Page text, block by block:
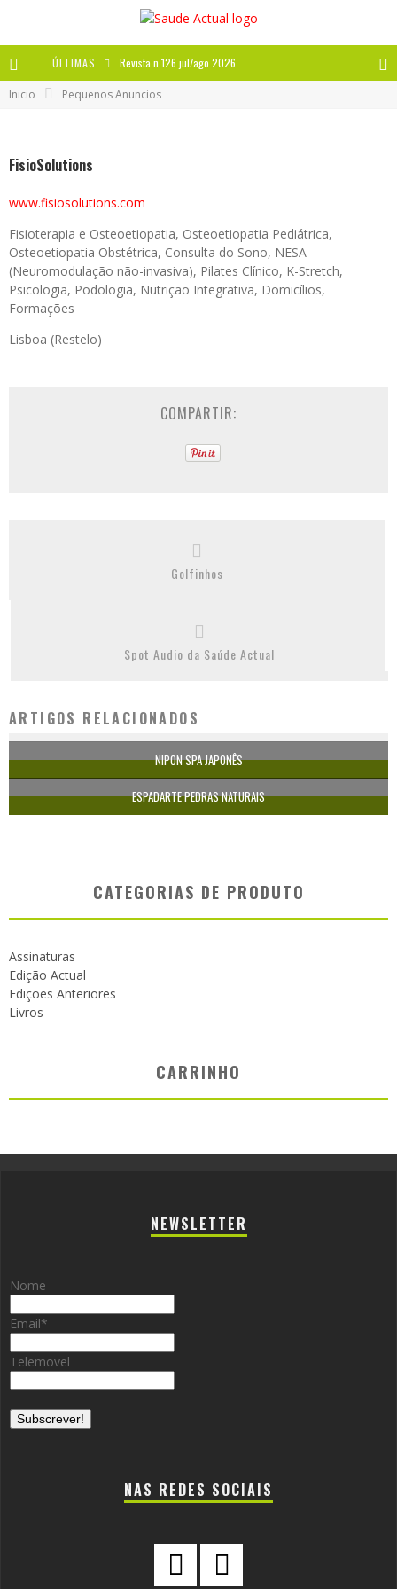
ÚLTIMAS Revista n.126 jul/ago 2026
Revista n.125 mai/jun 2026
Inicio Pequenos Anuncios
FisioSolutions
www.fisiosolutions.com
Fisioterapia e Osteoetiopatia, Osteoetiopatia Pediátrica,
Osteoetiopatia Obstétrica, Consulta do Sono, NESA
(Neuromodulação não-invasiva), Pilates Clínico, K-Stretch,
Psicologia, Podologia, Nutrição Integrativa, Domicílios,
Formações
Lisboa (Restelo)
COMPARTIR:
Golfinhos
Spot Audio da Saúde Actual
ARTIGOS RELACIONADOS
NIPON SPA JAPONÊS
ESPADARTE PEDRAS NATURAIS
CATEGORIAS DE PRODUTO
Assinaturas
Edição Actual
Edições Anteriores
Livros
CARRINHO
NEWSLETTER
Nome
Email*
Telemovel
NAS REDES SOCIAIS